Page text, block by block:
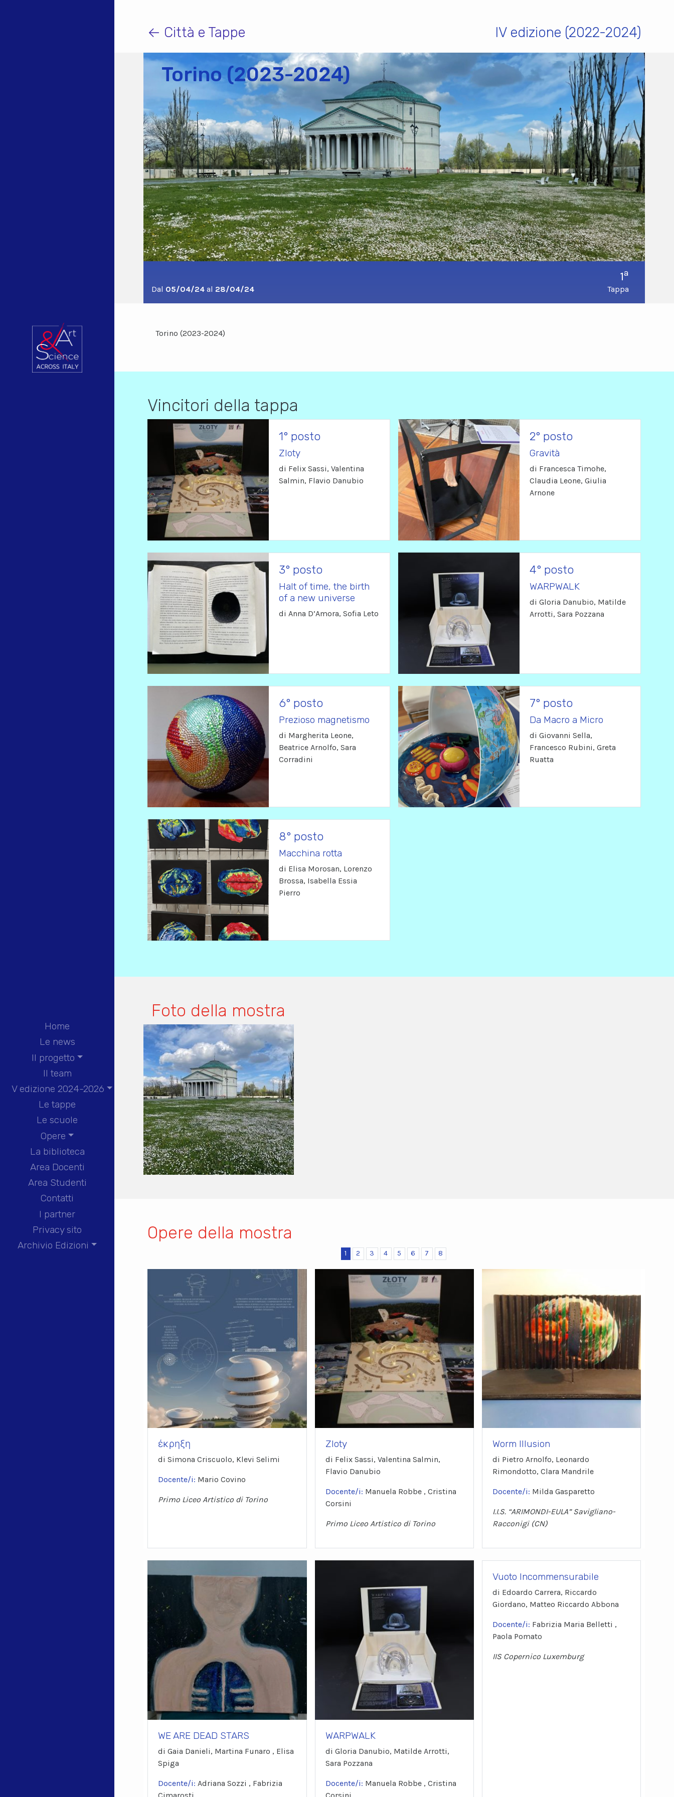
Home
Le news
Il progetto
Il team
V edizione 2024-2026
Le tappe
Le scuole
Opere
La biblioteca
Area Docenti
Area Studenti
Contatti
I partner
Privacy sito
Archivio Edizioni
← Città e Tappe IV edizione (2022-2024)
Torino (2023-2024)
Dal 05/04/24 al 28/04/24
1a
Tappa
Torino (2023-2024)
Vincitori della tappa
1° posto
Zloty
di Felix Sassi, Valentina
Salmin, Flavio Danubio
2° posto
Gravità
di Francesca Timohe,
Claudia Leone, Giulia
Arnone
3° posto
Halt of time, the birth
of a new universe
di Anna D’Amora, Sofia Leto
4° posto
WARPWALK
di Gloria Danubio, Matilde
Arrotti, Sara Pozzana
6° posto
Prezioso magnetismo
di Margherita Leone,
Beatrice Arnolfo, Sara
Corradini
7° posto
Da Macro a Micro
di Giovanni Sella,
Francesco Rubini, Greta
Ruatta
8° posto
Macchina rotta
di Elisa Morosan, Lorenzo
Brossa, Isabella Essia
Pierro
Foto della mostra
Opere della mostra
1 2 3 4 5 6 7 8
έκρηξη
di Simona Criscuolo, Klevi Selimi
Docente/i: Mario Covino
Primo Liceo Artistico di Torino
Zloty
di Felix Sassi, Valentina Salmin,
Flavio Danubio
Docente/i: Manuela Robbe , Cristina
Corsini
Primo Liceo Artistico di Torino
Worm Illusion
di Pietro Arnolfo, Leonardo
Rimondotto, Clara Mandrile
Docente/i: Milda Gasparetto
I.I.S. “ARIMONDI-EULA” Savigliano-
Racconigi (CN)
WE ARE DEAD STARS
di Gaia Danieli, Martina Funaro , Elisa
Spiga
Docente/i: Adriana Sozzi , Fabrizia
Cimarosti
WARPWALK
di Gloria Danubio, Matilde Arrotti,
Sara Pozzana
Docente/i: Manuela Robbe , Cristina
Corsini
Vuoto Incommensurabile
di Edoardo Carrera, Riccardo
Giordano, Matteo Riccardo Abbona
Docente/i: Fabrizia Maria Belletti ,
Paola Pomato
IIS Copernico Luxemburg